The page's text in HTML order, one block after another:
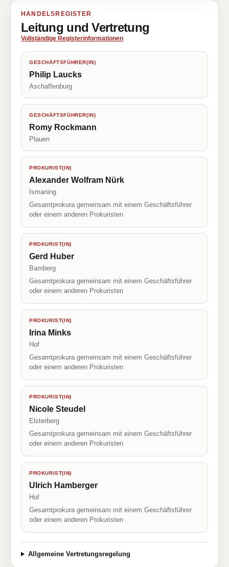
HANDELSREGISTER
Leitung und Vertretung
Vollständige Registerinformationen
GESCHÄFTSFÜHRER(IN)
Philip Laucks
Aschaffenburg
GESCHÄFTSFÜHRER(IN)
Romy Rockmann
Plauen
PROKURIST(IN)
Alexander Wolfram Nürk
Ismaning
Gesamtprokura gemeinsam mit einem Geschäftsführer
oder einem anderen Prokuristen
PROKURIST(IN)
Gerd Huber
Bamberg
Gesamtprokura gemeinsam mit einem Geschäftsführer
oder einem anderen Prokuristen
PROKURIST(IN)
Irina Minks
Hof
Gesamtprokura gemeinsam mit einem Geschäftsführer
oder einem anderen Prokuristen
PROKURIST(IN)
Nicole Steudel
Elsterberg
Gesamtprokura gemeinsam mit einem Geschäftsführer
oder einem anderen Prokuristen
PROKURIST(IN)
Ulrich Hamberger
Hof
Gesamtprokura gemeinsam mit einem Geschäftsführer
oder einem anderen Prokuristen
Allgemeine Vertretungsregelung